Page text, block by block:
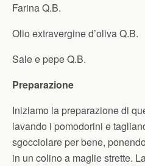
Farina Q.B.
Olio extravergine d’oliva Q.B.
Sale e pepe Q.B.
Preparazione
Iniziamo la preparazione di
lavando i pomodorini e
sgocciolare per bene,
in un colino a maglie strette.